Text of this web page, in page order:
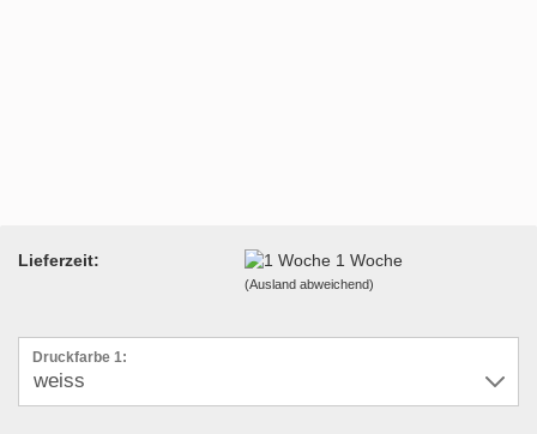
Lieferzeit: 1 Woche
(Ausland abweichend)
Druckfarbe 1: